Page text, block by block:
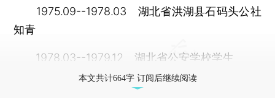
1975.09--1978.03 湖北省洪湖县石码头公社
知青
1978.03--1979.12 湖北省公安学校学生
本文共计664字 订阅后继续阅读